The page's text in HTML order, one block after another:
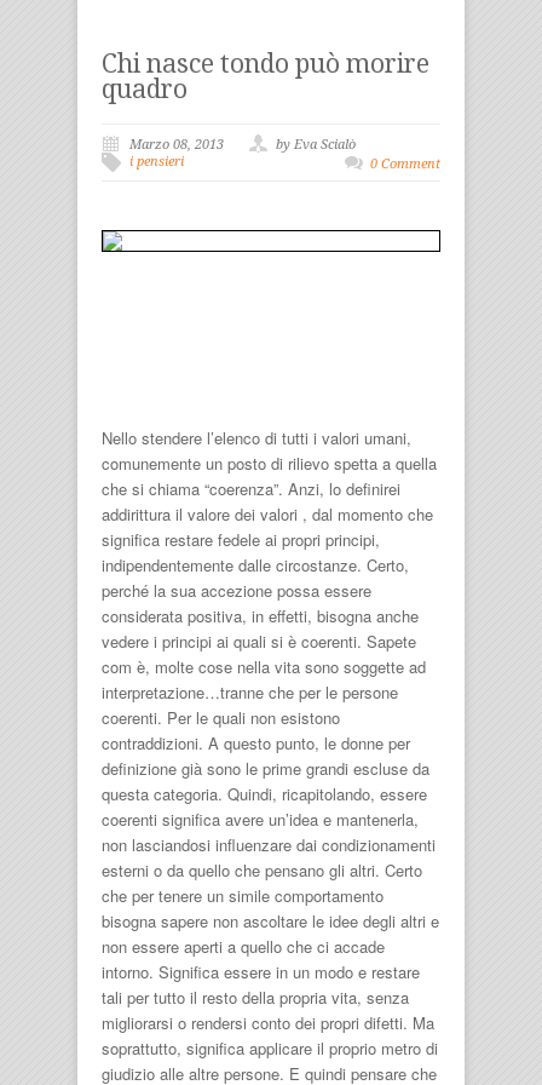
Chi nasce tondo può morire
quadro
Marzo 08, 2013
by Eva Scialò
i pensieri
0 Comment
Nello stendere l’elenco di tutti i valori umani,
comunemente un posto di rilievo spetta a quella
che si chiama “coerenza”. Anzi, lo definirei
addirittura il valore dei valori , dal momento che
significa restare fedele ai propri principi,
indipendentemente dalle circostanze. Certo,
perché la sua accezione possa essere
considerata positiva, in effetti, bisogna anche
vedere i principi ai quali si è coerenti. Sapete
com è, molte cose nella vita sono soggette ad
interpretazione…tranne che per le persone
coerenti. Per le quali non esistono
contraddizioni. A questo punto, le donne per
definizione già sono le prime grandi escluse da
questa categoria. Quindi, ricapitolando, essere
coerenti significa avere un’idea e mantenerla,
non lasciandosi influenzare dai condizionamenti
esterni o da quello che pensano gli altri. Certo
che per tenere un simile comportamento
bisogna sapere non ascoltare le idee degli altri e
non essere aperti a quello che ci accade
intorno. Significa essere in un modo e restare
tali per tutto il resto della propria vita, senza
migliorarsi o rendersi conto dei propri difetti. Ma
soprattutto, significa applicare il proprio metro di
giudizio alle altre persone. E quindi pensare che